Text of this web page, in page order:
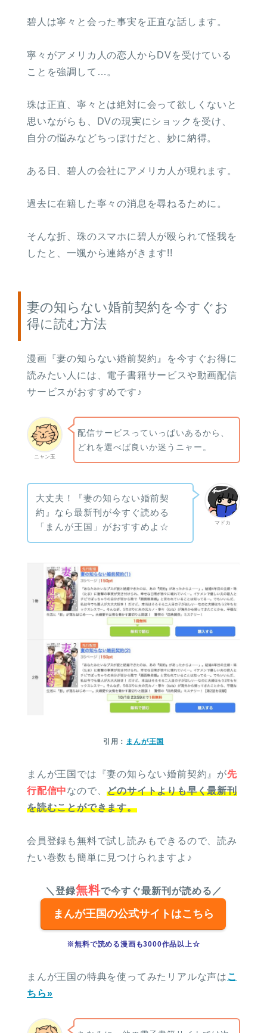
碧人は寧々と会った事実を正直な話します。
寧々がアメリカ人の恋人からDVを受けている
ことを強調して…。
珠は正直、寧々とは絶対に会って欲しくないと
思いながらも、DVの現実にショックを受け、
自分の悩みなどちっぽけだと、妙に納得。
ある日、碧人の会社にアメリカ人が現れます。
過去に在籍した寧々の消息を尋ねるために。
そんな折、珠のスマホに碧人が殴られて怪我を
したと、一颯から連絡がきます!!
妻の知らない婚前契約を今すぐお
得に読む方法
漫画『妻の知らない婚前契約』を今すぐお得に
読みたい人には、電子書籍サービスや動画配信
サービスがおすすめです♪
ニャン玉
配信サービスっていっぱいあるから、
どれを選べば良いか迷うニャー。
マドカ
大丈夫！『妻の知らない婚前契
約』なら最新刊が今すぐ読める
「まんが王国」がおすすめよ☆
引用： まんが王国
まんが王国では『妻の知らない婚前契約』が先
行配信中なので、どのサイトよりも早く最新刊
を読むことができます。
会員登録も無料で試し読みもできるので、読み
たい巻数も簡単に見つけられますよ♪
＼登録無料で今すぐ最新刊が読める／
まんが王国の公式サイトはこちら
※無料で読める漫画も3000作品以上☆
まんが王国の特典を使ってみたリアルな声は こ
ちら»